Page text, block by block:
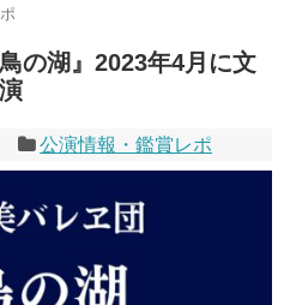
の湖』2023年4月に文
公演情報・鑑賞レポ